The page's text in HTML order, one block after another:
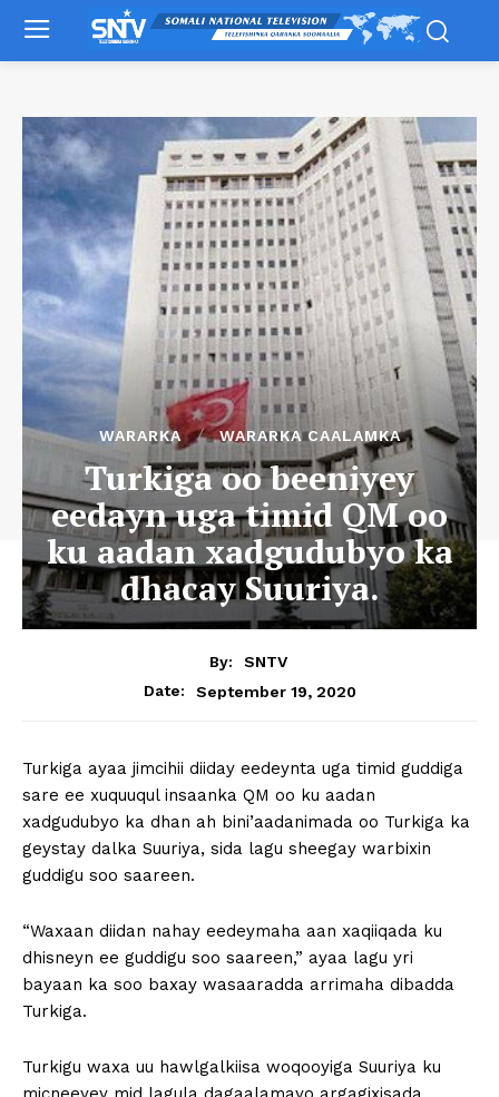
WARARKA WARARKA CAALAMKA
Turkiga oo beeniyey
eedayn uga timid QM oo
ku aadan xadgudubyo ka
dhacay Suuriya.
By:
SNTV
Date:
September 19, 2020
Turkiga ayaa jimcihii diiday eedeynta uga timid guddiga
sare ee xuquuqul insaanka QM oo ku aadan
xadgudubyo ka dhan ah bini’aadanimada oo Turkiga ka
geystay dalka Suuriya, sida lagu sheegay warbixin
guddigu soo saareen.
“Waxaan diidan nahay eedeymaha aan xaqiiqada ku
dhisneyn ee guddigu soo saareen,” ayaa lagu yri
bayaan ka soo baxay wasaaradda arrimaha dibadda
Turkiga.
Turkigu waxa uu hawlgalkiisa woqooyiga Suuriya ku